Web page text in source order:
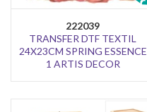
222039
TRANSFER DTF TEXTIL
24X23CM SPRING ESSENCE
1 ARTIS DECOR